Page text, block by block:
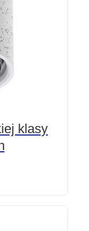
klasy